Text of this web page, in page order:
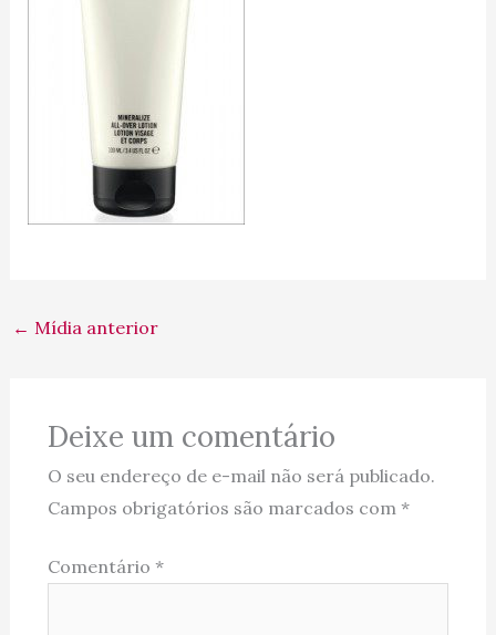
← Mídia anterior
Deixe um comentário
O seu endereço de e-mail não será publicado.
Campos obrigatórios são marcados com *
Comentário *